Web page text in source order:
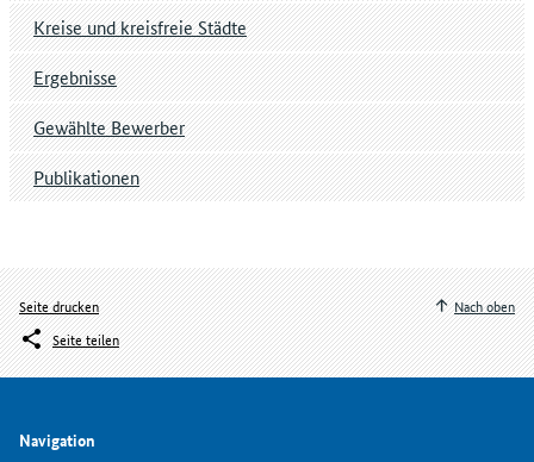
Kreise und kreisfreie Städte
Ergebnisse
Gewählte Bewerber
Publikationen
Seite drucken
Seite teilen
Nach oben
Navigation